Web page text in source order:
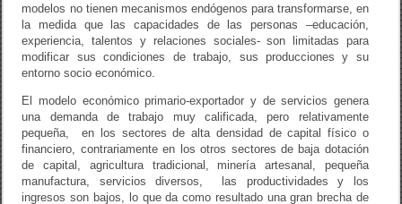
modelos no tienen mecanismos endógenos para transformarse, en
la medida que las capacidades de las personas –educación,
experiencia, talentos y relaciones sociales- son limitadas para
modificar sus condiciones de trabajo, sus producciones y su
entorno socio económico.
El modelo económico primario-exportador y de servicios genera
una demanda de trabajo muy calificada, pero relativamente
pequeña, en los sectores de alta densidad de capital físico o
financiero, contrariamente en los otros sectores de baja dotación
de capital, agricultura tradicional, minería artesanal, pequeña
manufactura, servicios diversos, las productividades y los
ingresos son bajos, lo que da como resultado una gran brecha de